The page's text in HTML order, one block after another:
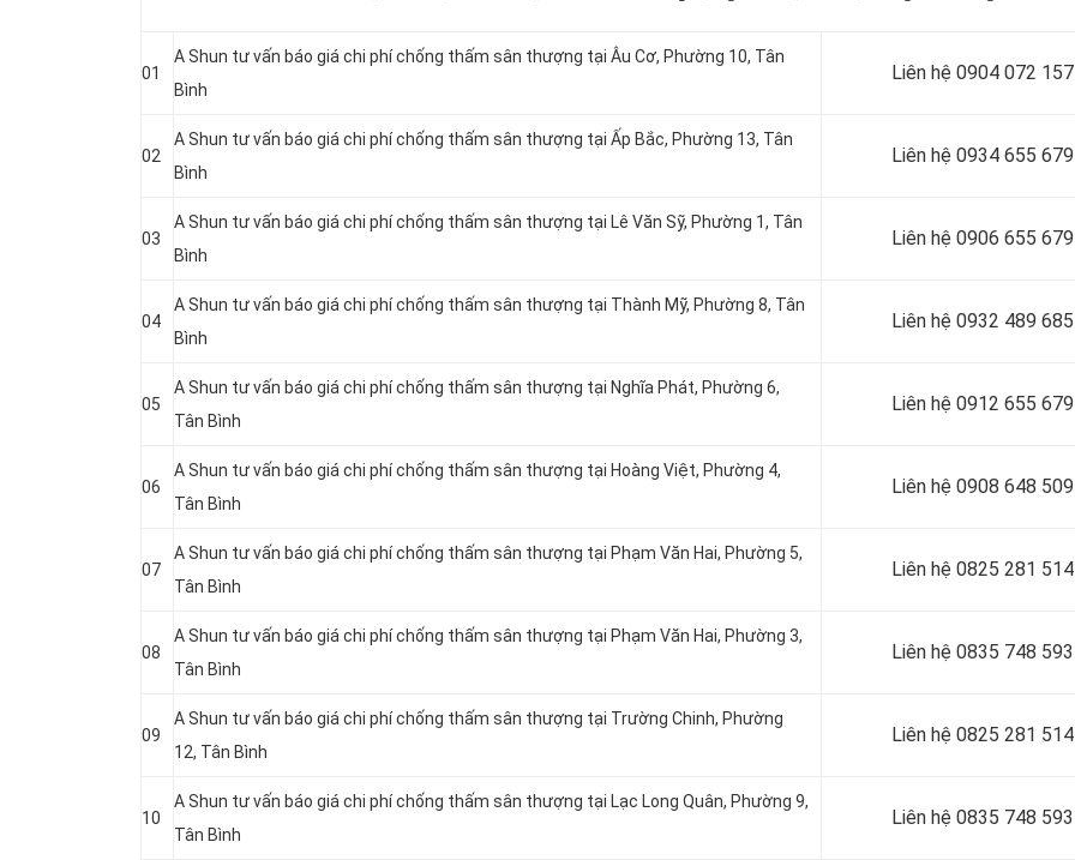
01
A Shun tư vấn báo giá chi phí chống thấm sân thượng tại Âu Cơ, Phường 10, Tân
Bình
Liên hệ 0904 072 157
02
A Shun tư vấn báo giá chi phí chống thấm sân thượng tại Ấp Bắc, Phường 13, Tân
Bình
Liên hệ 0934 655 679
03
A Shun tư vấn báo giá chi phí chống thấm sân thượng tại Lê Văn Sỹ, Phường 1, Tân
Bình
Liên hệ 0906 655 679
04
A Shun tư vấn báo giá chi phí chống thấm sân thượng tại Thành Mỹ, Phường 8, Tân
Bình
Liên hệ 0932 489 685
05
A Shun tư vấn báo giá chi phí chống thấm sân thượng tại Nghĩa Phát, Phường 6,
Tân Bình
Liên hệ 0912 655 679
06
A Shun tư vấn báo giá chi phí chống thấm sân thượng tại Hoàng Việt, Phường 4,
Tân Bình
Liên hệ 0908 648 509
07
A Shun tư vấn báo giá chi phí chống thấm sân thượng tại Phạm Văn Hai, Phường 5,
Tân Bình
Liên hệ 0825 281 514
08
A Shun tư vấn báo giá chi phí chống thấm sân thượng tại Phạm Văn Hai, Phường 3,
Tân Bình
Liên hệ 0835 748 593
09
A Shun tư vấn báo giá chi phí chống thấm sân thượng tại Trường Chinh, Phường
12, Tân Bình
Liên hệ 0825 281 514
10
A Shun tư vấn báo giá chi phí chống thấm sân thượng tại Lạc Long Quân, Phường 9,
Tân Bình
Liên hệ 0835 748 593